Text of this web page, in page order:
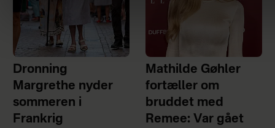
Dronning
Margrethe nyder
sommeren i
Frankrig
Mathilde Gøhler
fortæller om
bruddet med
Remee: Var gået